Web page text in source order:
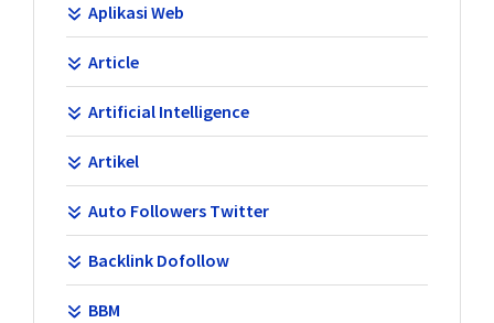
Aplikasi Web
Article
Artificial Intelligence
Artikel
Auto Followers Twitter
Backlink Dofollow
BBM